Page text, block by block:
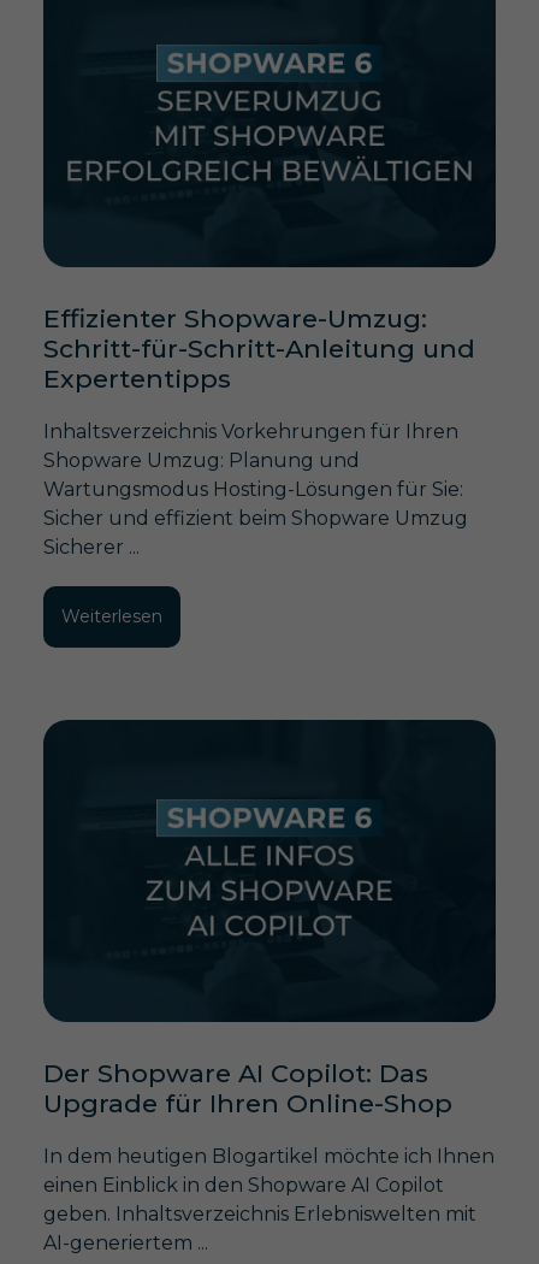
Effizienter Shopware-Umzug:
Schritt-für-Schritt-Anleitung und
Expertentipps
Inhaltsverzeichnis Vorkehrungen für Ihren
Shopware Umzug: Planung und
Wartungsmodus Hosting-Lösungen für Sie:
Sicher und effizient beim Shopware Umzug
Sicherer ...
Weiterlesen
Der Shopware AI Copilot: Das
Upgrade für Ihren Online-Shop
In dem heutigen Blogartikel möchte ich Ihnen
einen Einblick in den Shopware AI Copilot
geben. Inhaltsverzeichnis Erlebniswelten mit
AI-generiertem ...